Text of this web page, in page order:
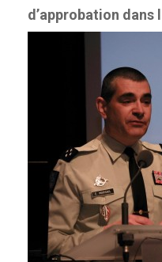
d’approbation dans